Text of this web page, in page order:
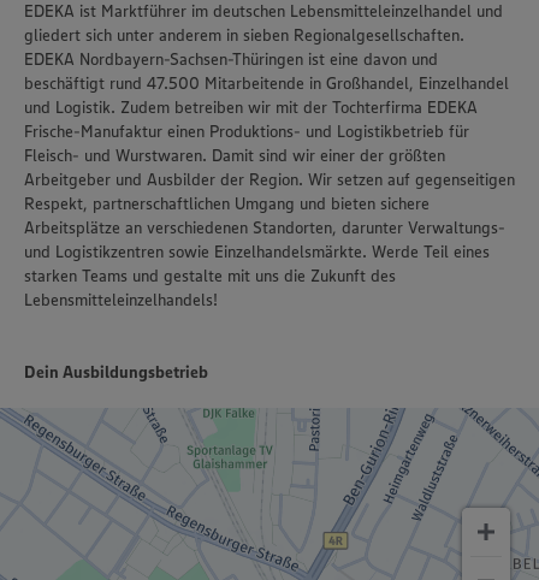
EDEKA ist Marktführer im deutschen Lebensmitteleinzelhandel und
gliedert sich unter anderem in sieben Regionalgesellschaften.
EDEKA Nordbayern-Sachsen-Thüringen ist eine davon und
beschäftigt rund 47.500 Mitarbeitende in Großhandel, Einzelhandel
und Logistik. Zudem betreiben wir mit der Tochterfirma EDEKA
Frische-Manufaktur einen Produktions- und Logistikbetrieb für
Fleisch- und Wurstwaren. Damit sind wir einer der größten
Arbeitgeber und Ausbilder der Region. Wir setzen auf gegenseitigen
Respekt, partnerschaftlichen Umgang und bieten sichere
Arbeitsplätze an verschiedenen Standorten, darunter Verwaltungs-
und Logistikzentren sowie Einzelhandelsmärkte. Werde Teil eines
starken Teams und gestalte mit uns die Zukunft des
Lebensmitteleinzelhandels!
Dein Ausbildungsbetrieb